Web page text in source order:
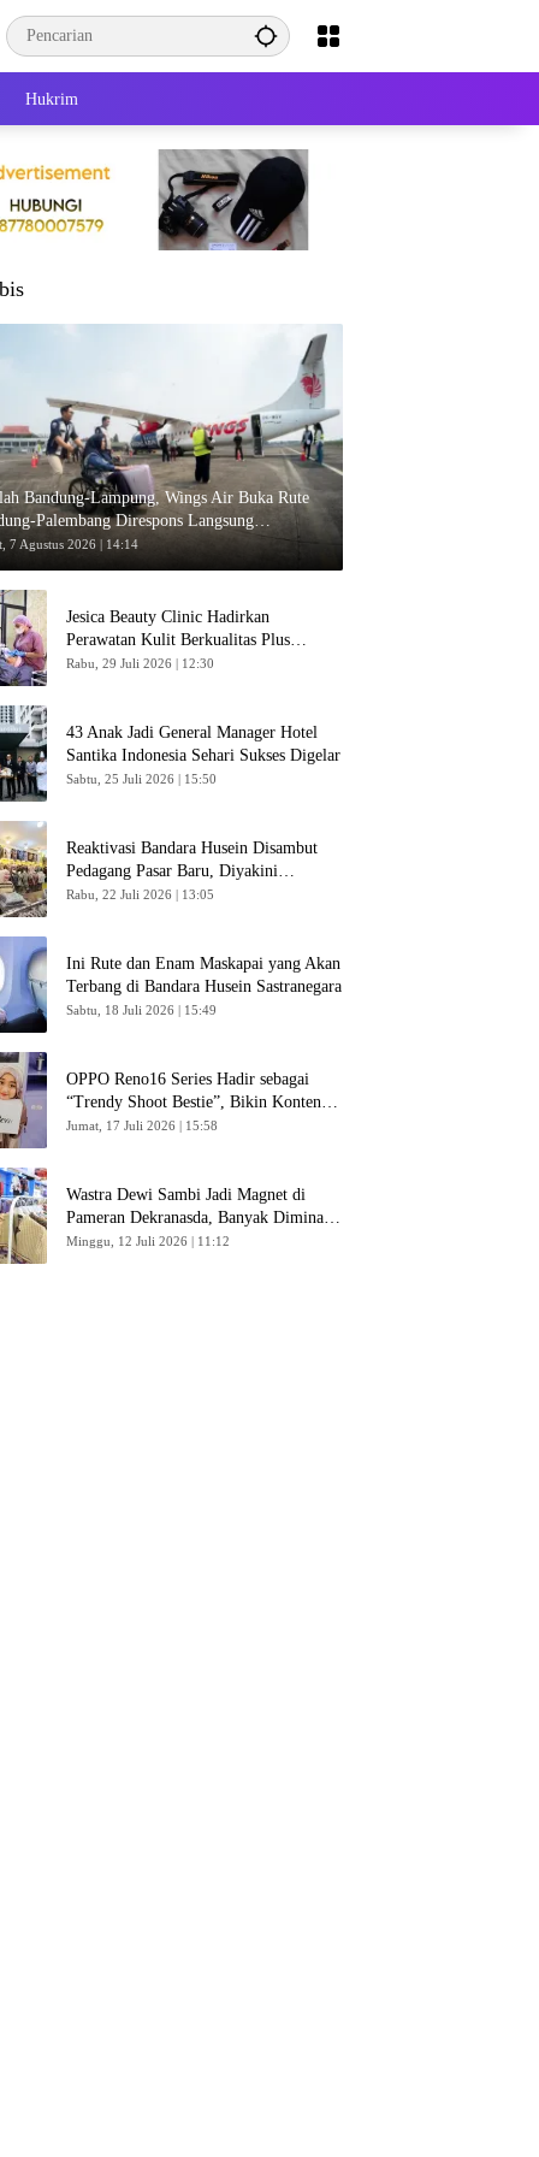
Hukrim
Bandung-Lampung, Wings Air Buka Rute
Palembang Direspons Langsung
7 Agustus 2026 | 14:14
Jesica Beauty Clinic Hadirkan
Perawatan Kulit Berkualitas Plus
Konsultasi Gratis
Rabu, 29 Juli 2026 | 12:30
43 Anak Jadi General Manager Hotel
Santika Indonesia Sehari Sukses Digelar
Sabtu, 25 Juli 2026 | 15:50
Reaktivasi Bandara Husein Disambut
Pedagang Pasar Baru, Diyakini
Bangkitkan Kembali Ekonomi Bandung
Rabu, 22 Juli 2026 | 13:05
Ini Rute dan Enam Maskapai yang Akan
Terbang di Bandara Husein Sastranegara
Sabtu, 18 Juli 2026 | 15:49
OPPO Reno16 Series Hadir sebagai
“Trendy Shoot Bestie”, Bikin Konten
Kreator Makin Betah
Jumat, 17 Juli 2026 | 15:58
Wastra Dewi Sambi Jadi Magnet di
Pameran Dekranasda, Banyak Diminati
Pengunjung
Minggu, 12 Juli 2026 | 11:12